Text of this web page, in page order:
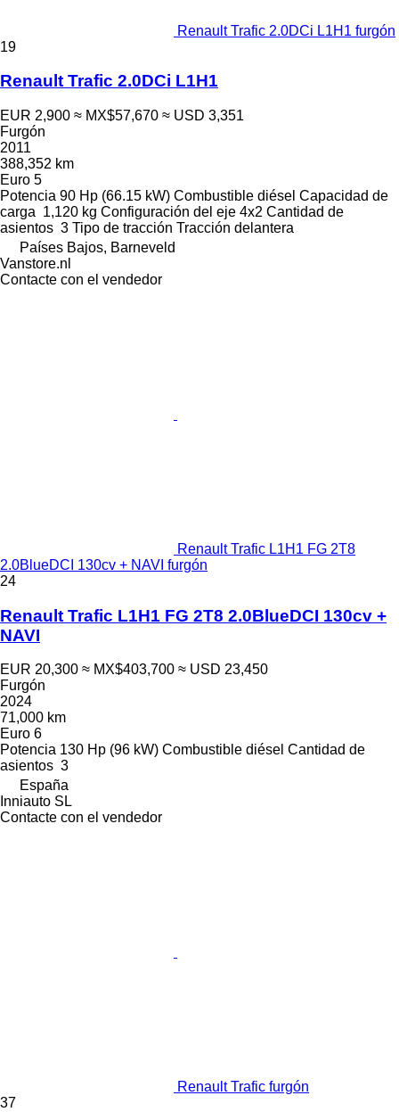
Renault Trafic 2.0DCi L1H1 furgón
19
Renault Trafic 2.0DCi L1H1
EUR 2,900 ≈ MX$57,670 ≈ USD 3,351
Furgón
2011
388,352 km
Euro 5
Potencia 90 Hp (66.15 kW) Combustible diésel Capacidad de
carga 1,120 kg Configuración del eje 4x2 Cantidad de
asientos 3 Tipo de tracción Tracción delantera
Países Bajos, Barneveld
Vanstore.nl
Contacte con el vendedor
Renault Trafic L1H1 FG 2T8
2.0BlueDCI 130cv + NAVI furgón
24
Renault Trafic L1H1 FG 2T8 2.0BlueDCI 130cv +
NAVI
EUR 20,300 ≈ MX$403,700 ≈ USD 23,450
Furgón
2024
71,000 km
Euro 6
Potencia 130 Hp (96 kW) Combustible diésel Cantidad de
asientos 3
España
Inniauto SL
Contacte con el vendedor
Renault Trafic furgón
37